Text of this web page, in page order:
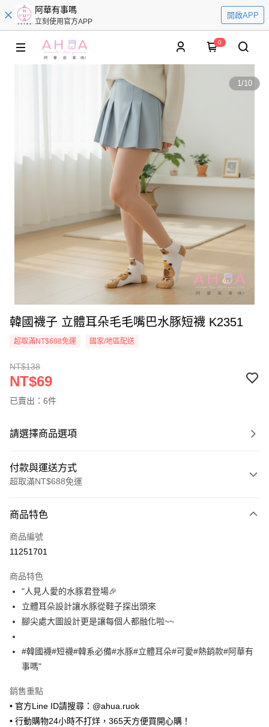
阿華有事嗎
立刻使用官方APP
開啟APP
0
1/10
韓國襪子 立體耳朵毛毛嘴巴水豚短襪 K2351
超取滿NT$688免運 國家/地區配送
NT$138
NT$69
已賣出：6件
請選擇商品選項
付款與運送方式
超取滿NT$688免運
信用卡一次付款
超商取貨付款
Apple Pay
街口支付
Google Pay
運送方式
商品特色
商品編號
11251701
商品特色
"人見人愛的水豚君登場🎉
立體耳朵設計讓水豚從鞋子探出頭來
腳尖處大圖設計更是讓每個人都融化啦~~
#韓國襪#短襪#韓系必備#水豚#立體耳朵#可愛#熱銷款#阿華有
事嗎"
銷售重點
• 官方Line ID請搜尋：@ahua.ruok
• 行動購物24小時不打烊，365天方便買開心購！